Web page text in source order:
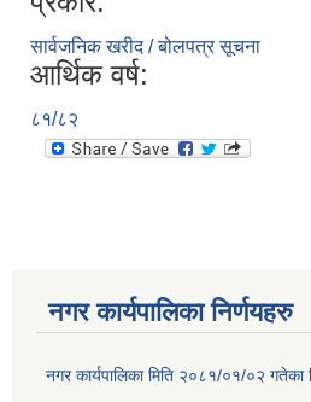
सार्वजनिक खरीद / बोलपत्र सूचना
आर्थिक वर्ष:
८१/८२
नगर कार्यपालिका निर्णयहरु
नगर कार्यपालिका मिति २०८१/०१/०२ गतेका